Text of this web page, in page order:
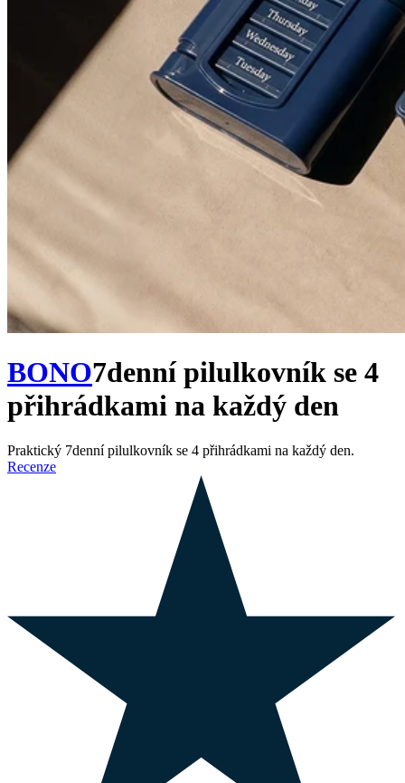
BONO7denní pilulkovník se 4
přihrádkami na každý den
Praktický 7denní pilulkovník se 4 přihrádkami na každý den.
Recenze